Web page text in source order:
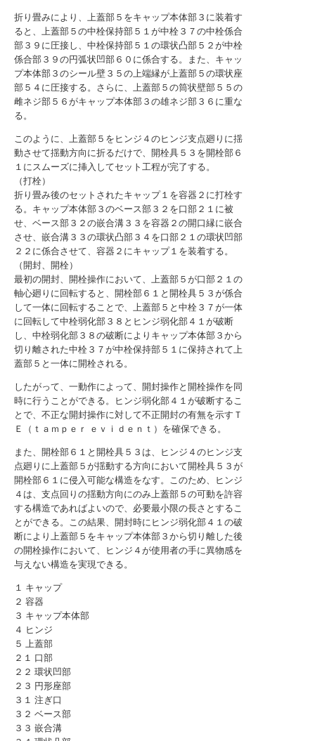
折り畳みにより、上蓋部５をキャップ本体部３に装着す
ると、上蓋部５の中栓保持部５１が中栓３７の中栓係合
部３９に圧接し、中栓保持部５１の環状凸部５２が中栓
係合部３９の円弧状凹部６０に係合する。また、キャッ
プ本体部３のシール壁３５の上端縁が上蓋部５の環状座
部５４に圧接する。さらに、上蓋部５の筒状壁部５５の
雌ネジ部５６がキャップ本体部３の雄ネジ部３６に重な
る。
このように、上蓋部５をヒンジ４のヒンジ支点廻りに揺
動させて揺動方向に折るだけで、開栓具５３を開栓部６
１にスムーズに挿入してセット工程が完了する。
（打栓）
折り畳み後のセットされたキャップ１を容器２に打栓す
る。キャップ本体部３のベース部３２を口部２１に被
せ、ベース部３２の嵌合溝３３を容器２の開口縁に嵌合
させ、嵌合溝３３の環状凸部３４を口部２１の環状凹部
２２に係合させて、容器２にキャップ１を装着する。
（開封、開栓）
最初の開封、開栓操作において、上蓋部５が口部２１の
軸心廻りに回転すると、開栓部６１と開栓具５３が係合
して一体に回転することで、上蓋部５と中栓３７が一体
に回転して中栓弱化部３８とヒンジ弱化部４１が破断
し、中栓弱化部３８の破断によりキャップ本体部３から
切り離された中栓３７が中栓保持部５１に保持されて上
蓋部５と一体に開栓される。
したがって、一動作によって、開封操作と開栓操作を同
時に行うことができる。ヒンジ弱化部４１が破断するこ
とで、不正な開封操作に対して不正開封の有無を示すＴ
Ｅ（ｔａｍｐｅｒ ｅｖｉｄｅｎｔ）を確保できる。
また、開栓部６１と開栓具５３は、ヒンジ４のヒンジ支
点廻りに上蓋部５が揺動する方向において開栓具５３が
開栓部６１に侵入可能な構造をなす。このため、ヒンジ
４は、支点回りの揺動方向にのみ上蓋部５の可動を許容
する構造であればよいので、必要最小限の長さとするこ
とができる。この結果、開封時にヒンジ弱化部４１の破
断により上蓋部５をキャップ本体部３から切り離した後
の開栓操作において、ヒンジ４が使用者の手に異物感を
与えない構造を実現できる。
１ キャップ
２ 容器
３ キャップ本体部
４ ヒンジ
５ 上蓋部
２１ 口部
２２ 環状凹部
２３ 円形座部
３１ 注ぎ口
３２ ベース部
３３ 嵌合溝